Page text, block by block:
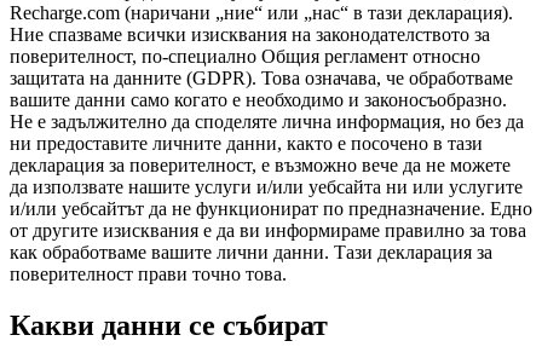
Recharge.com (наричани „ние“ или „нас“ в тази декларация).
Ние спазваме всички изисквания на законодателството за
поверителност, по-специално Общия регламент относно
защитата на данните (GDPR). Това означава, че обработваме
вашите данни само когато е необходимо и законосъобразно.
Не е задължително да споделяте лична информация, но без да
ни предоставите личните данни, както е посочено в тази
декларация за поверителност, е възможно вече да не можете
да използвате нашите услуги и/или уебсайта ни или услугите
и/или уебсайтът да не функционират по предназначение. Едно
от другите изисквания е да ви информираме правилно за това
как обработваме вашите лични данни. Тази декларация за
поверителност прави точно това.
Какви данни се събират